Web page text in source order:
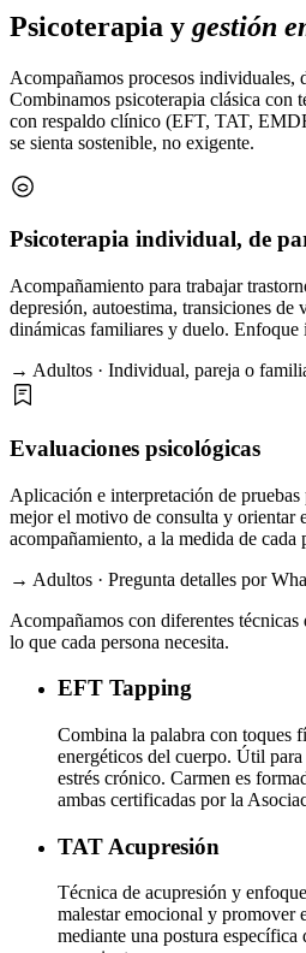
Psicoterapia y gestión
Acompañamos procesos individuales,
Combinamos psicoterapia clásica con
con respaldo clínico (EFT, TAT,
se sienta sostenible, no exigente.
Psicoterapia individual, de
Acompañamiento para trabajar
depresión, autoestima, transiciones
dinámicas familiares y duelo. Enfoque
→ Adultos · Individual, pareja o
Evaluaciones psicológicas
Aplicación e interpretación de pruebas
mejor el motivo de consulta y orientar
acompañamiento, a la medida de cada
→ Adultos · Pregunta detalles por
Acompañamos con diferentes
lo que cada persona necesita.
EFT Tapping
Combina la palabra con toques
energéticos del cuerpo. Útil
estrés crónico. Carmen es
ambas certificadas por la
TAT Acupresión
Técnica de acupresión y
malestar emocional y promover
mediante una postura específica